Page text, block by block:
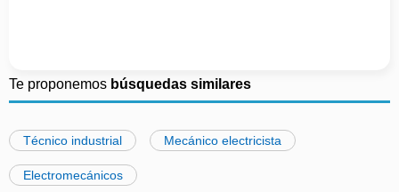
Te proponemos búsquedas similares
Técnico industrial Mecánico electricista
Electromecánicos